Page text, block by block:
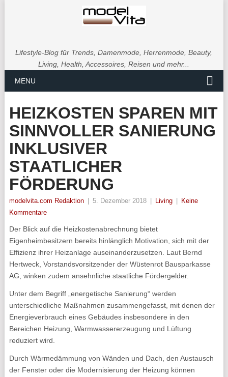
Lifestyle-Blog für Trends, Damenmode, Herrenmode, Beauty,
Living, Health, Accessoires, Reisen und mehr...
MENU
HEIZKOSTEN SPAREN MIT
SINNVOLLER SANIERUNG
INKLUSIVER
STAATLICHER
FÖRDERUNG
modelvita.com Redaktion 5. Dezember 2018 Living
Keine
Kommentare
Der Blick auf die Heizkostenabrechnung bietet
Eigenheimbesitzern bereits hinlänglich Motivation, sich mit der
Effizienz ihrer Heizanlage auseinanderzusetzen. Laut Bernd
Hertweck, Vorstandsvorsitzender der Wüstenrot Bausparkasse
AG, winken zudem ansehnliche staatliche Fördergelder.
Unter dem Begriff „energetische Sanierung“ werden
unterschiedliche Maßnahmen zusammengefasst, mit denen der
Energieverbrauch eines Gebäudes insbesondere in den
Bereichen Heizung, Warmwassererzeugung und Lüftung
reduziert wird.
Durch Wärmedämmung von Wänden und Dach, den Austausch
der Fenster oder die Modernisierung der Heizung können